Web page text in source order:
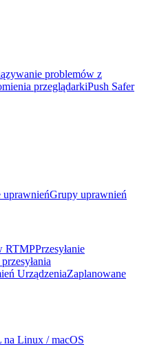
problemów z
przeglądarkiPush Safer
Grupy uprawnień
RTMPPrzesyłanie
UrządzeniaZaplanowane
na Linux / macOS